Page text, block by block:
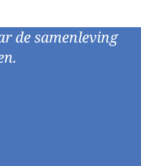
de samenleving